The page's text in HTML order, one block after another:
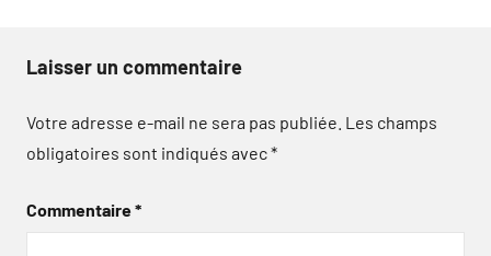
Laisser un commentaire
Votre adresse e-mail ne sera pas publiée. Les champs
obligatoires sont indiqués avec*
Commentaire*